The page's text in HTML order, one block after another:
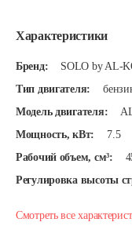
Характеристики
Бренд:
SOLO by AL-
Тип двигателя:
Модель двигателя:
Мощность, кВт:
7.5
Рабочий объем, см³:
Регулировка высоты
Смотреть все